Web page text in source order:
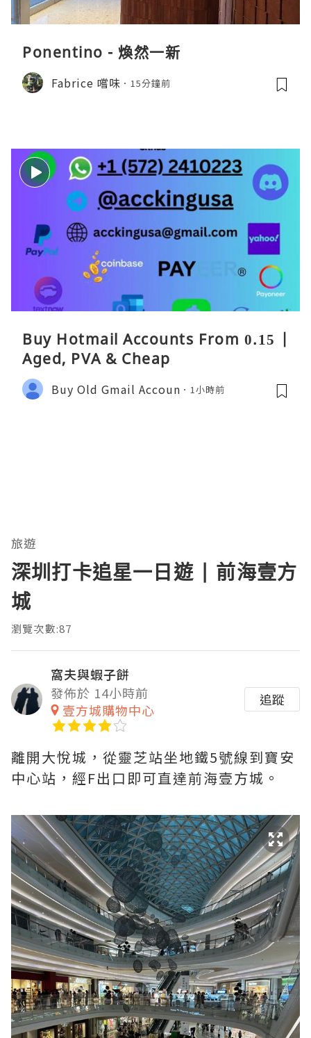
Ponentino - 煥然一新
Fabrice 嚐味 15分鐘前
Buy Hotmail Accounts From 0.15 |
Aged, PVA & Cheap
Buy Old Gmail Accoun 1小時前
旅遊
深圳打卡追星一日遊 | 前海壹方
城
瀏覽次數:87
窩夫與蝦子餅
發佈於 14小時前
壹方城購物中心
追蹤
離開大悅城，從靈芝站坐地鐵5號線到寶安
中心站，經F出口即可直達前海壹方城。